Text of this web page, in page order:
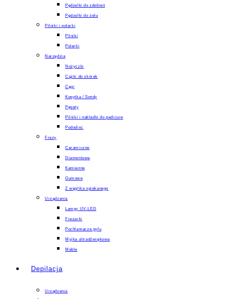
Pędzelki do zdobień
Pędzelki do żelu
Pilniki i polerki
Pilniki
Polerki
Narzędzia
Nożyczki
Cążki do skórek
Cęgi
Kopytka / Sondy
Pęsety
Pilniki i nakladki do pedicure
Pododisc
Frezy
Ceramiczne
Diamentowe
Kamienne
Gumowe
Z węglika spiekanego
Urządzenia
Lampy UV-LED
Frezarki
Pochlaniacze pyłu
Myjka ultradźwiękowa
Meble
Depilacja
Urządzenia